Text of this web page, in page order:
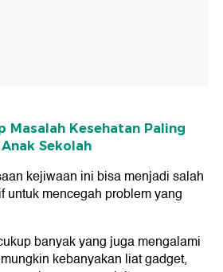
Masalah Kesehatan Paling
Sekolah
kejiwaan ini bisa menjadi salah
untuk mencegah problem yang
banyak yang juga mengalami
kebanyakan liat gadget,